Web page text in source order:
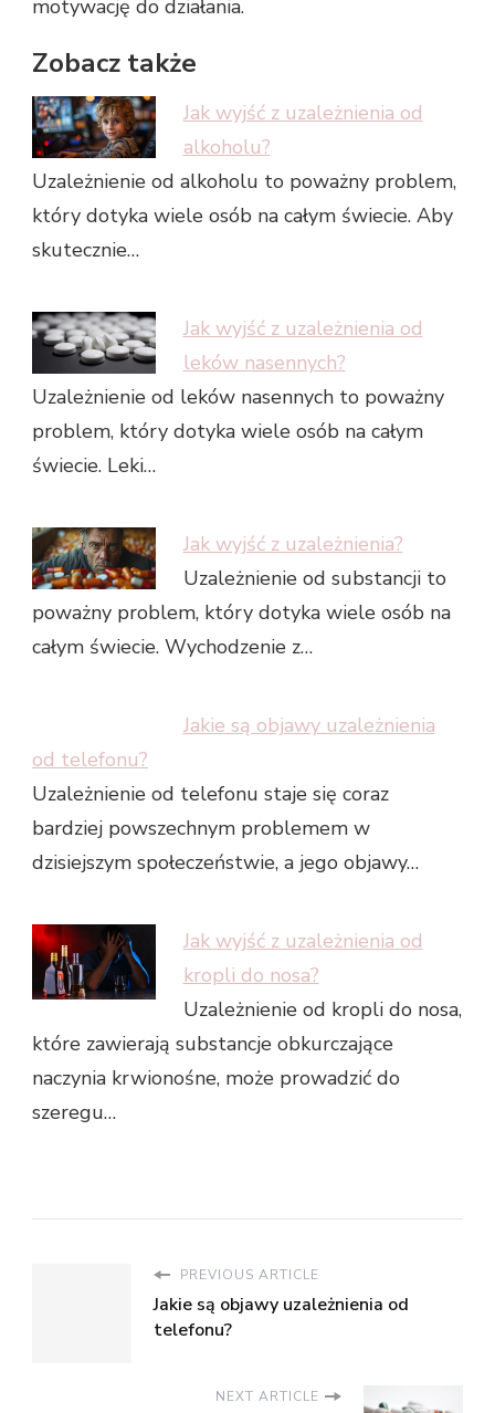
motywację do działania.
Zobacz także
Jak wyjść z uzależnienia od
alkoholu?
Uzależnienie od alkoholu to poważny problem,
który dotyka wiele osób na całym świecie. Aby
skutecznie…
Jak wyjść z uzależnienia od
leków nasennych?
Uzależnienie od leków nasennych to poważny
problem, który dotyka wiele osób na całym
świecie. Leki…
Jak wyjść z uzależnienia?
Uzależnienie od substancji to
poważny problem, który dotyka wiele osób na
całym świecie. Wychodzenie z…
Jakie są objawy uzależnienia
od telefonu?
Uzależnienie od telefonu staje się coraz
bardziej powszechnym problemem w
dzisiejszym społeczeństwie, a jego objawy…
Jak wyjść z uzależnienia od
kropli do nosa?
Uzależnienie od kropli do nosa,
które zawierają substancje obkurczające
naczynia krwionośne, może prowadzić do
szeregu…
PREVIOUS ARTICLE
Jakie są objawy uzależnienia od
telefonu?
NEXT ARTICLE